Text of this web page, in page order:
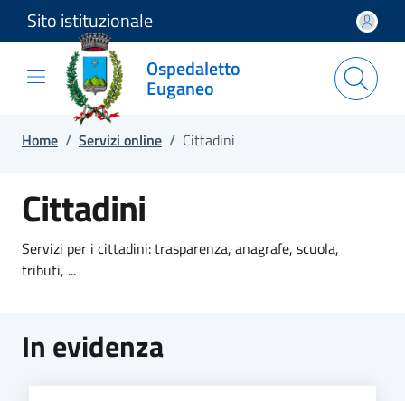
Salta e vai al contenuto
Salta e vai al footer
Sito istituzionale
Ospedaletto
Euganeo
Home / Servizi online / Cittadini
Cittadini
Servizi per i cittadini: trasparenza, anagrafe, scuola,
tributi, ...
In evidenza